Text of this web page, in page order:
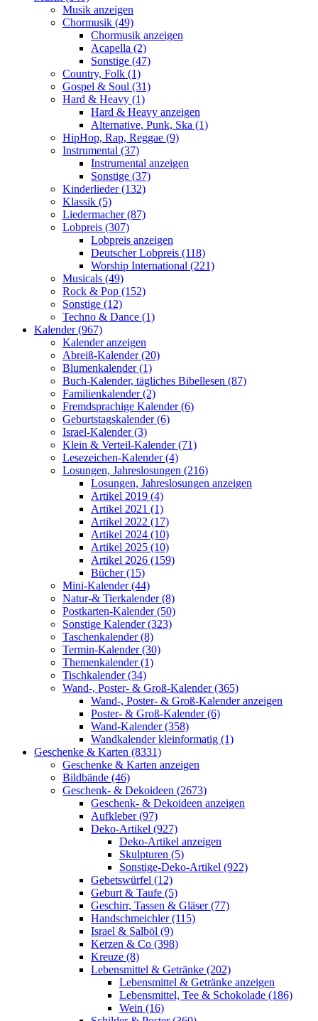
Musik anzeigen
Chormusik (49)
Chormusik anzeigen
Acapella (2)
Sonstige (47)
Country, Folk (1)
Gospel & Soul (31)
Hard & Heavy (1)
Hard & Heavy anzeigen
Alternative, Punk, Ska (1)
HipHop, Rap, Reggae (9)
Instrumental (37)
Instrumental anzeigen
Sonstige (37)
Kinderlieder (132)
Klassik (5)
Liedermacher (87)
Lobpreis (307)
Lobpreis anzeigen
Deutscher Lobpreis (118)
Worship International (221)
Musicals (49)
Rock & Pop (152)
Sonstige (12)
Techno & Dance (1)
Kalender (967)
Kalender anzeigen
Abreiß-Kalender (20)
Blumenkalender (1)
Buch-Kalender, tägliches Bibellesen (87)
Familienkalender (2)
Fremdsprachige Kalender (6)
Geburtstagskalender (6)
Israel-Kalender (3)
Klein & Verteil-Kalender (71)
Lesezeichen-Kalender (4)
Losungen, Jahreslosungen (216)
Losungen, Jahreslosungen anzeigen
Artikel 2019 (4)
Artikel 2021 (1)
Artikel 2022 (17)
Artikel 2024 (10)
Artikel 2025 (10)
Artikel 2026 (159)
Bücher (15)
Mini-Kalender (44)
Natur-& Tierkalender (8)
Postkarten-Kalender (50)
Sonstige Kalender (323)
Taschenkalender (8)
Termin-Kalender (30)
Themenkalender (1)
Tischkalender (34)
Wand-, Poster- & Groß-Kalender (365)
Wand-, Poster- & Groß-Kalender anzeigen
Poster- & Groß-Kalender (6)
Wand-Kalender (358)
Wandkalender kleinformatig (1)
Geschenke & Karten (8331)
Geschenke & Karten anzeigen
Bildbände (46)
Geschenk- & Dekoideen (2673)
Geschenk- & Dekoideen anzeigen
Aufkleber (97)
Deko-Artikel (927)
Deko-Artikel anzeigen
Skulpturen (5)
Sonstige-Deko-Artikel (922)
Gebetswürfel (12)
Geburt & Taufe (5)
Geschirr, Tassen & Gläser (77)
Handschmeichler (115)
Israel & Salböl (9)
Kerzen & Co (398)
Kreuze (8)
Lebensmittel & Getränke (202)
Lebensmittel & Getränke anzeigen
Lebensmittel, Tee & Schokolade (186)
Wein (16)